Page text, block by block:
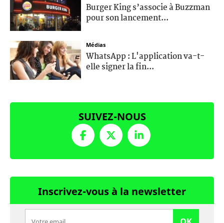
Burger King s’associe à Buzzman
pour son lancement...
Médias
WhatsApp : L'application va-t-
elle signer la fin...
SUIVEZ-NOUS
Inscrivez-vous à la newsletter